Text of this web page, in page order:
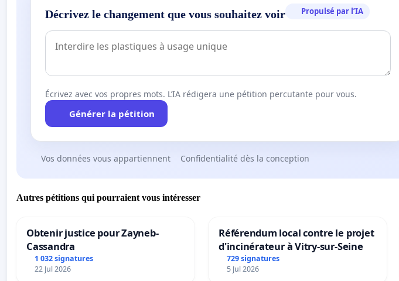
Décrivez le changement que vous souhaitez voir Propulsé par l’IA
Écrivez avec vos propres mots. L’IA rédigera une pétition percutante pour vous.
Générer la pétition
Vos données vous appartiennent Confidentialité dès la conception
Autres pétitions qui pourraient vous intéresser
Obtenir justice pour Zayneb-
Cassandra
1 032 signatures
22 Jul 2026
Référendum local contre le projet
d'incinérateur à Vitry-sur-Seine
729 signatures
5 Jul 2026